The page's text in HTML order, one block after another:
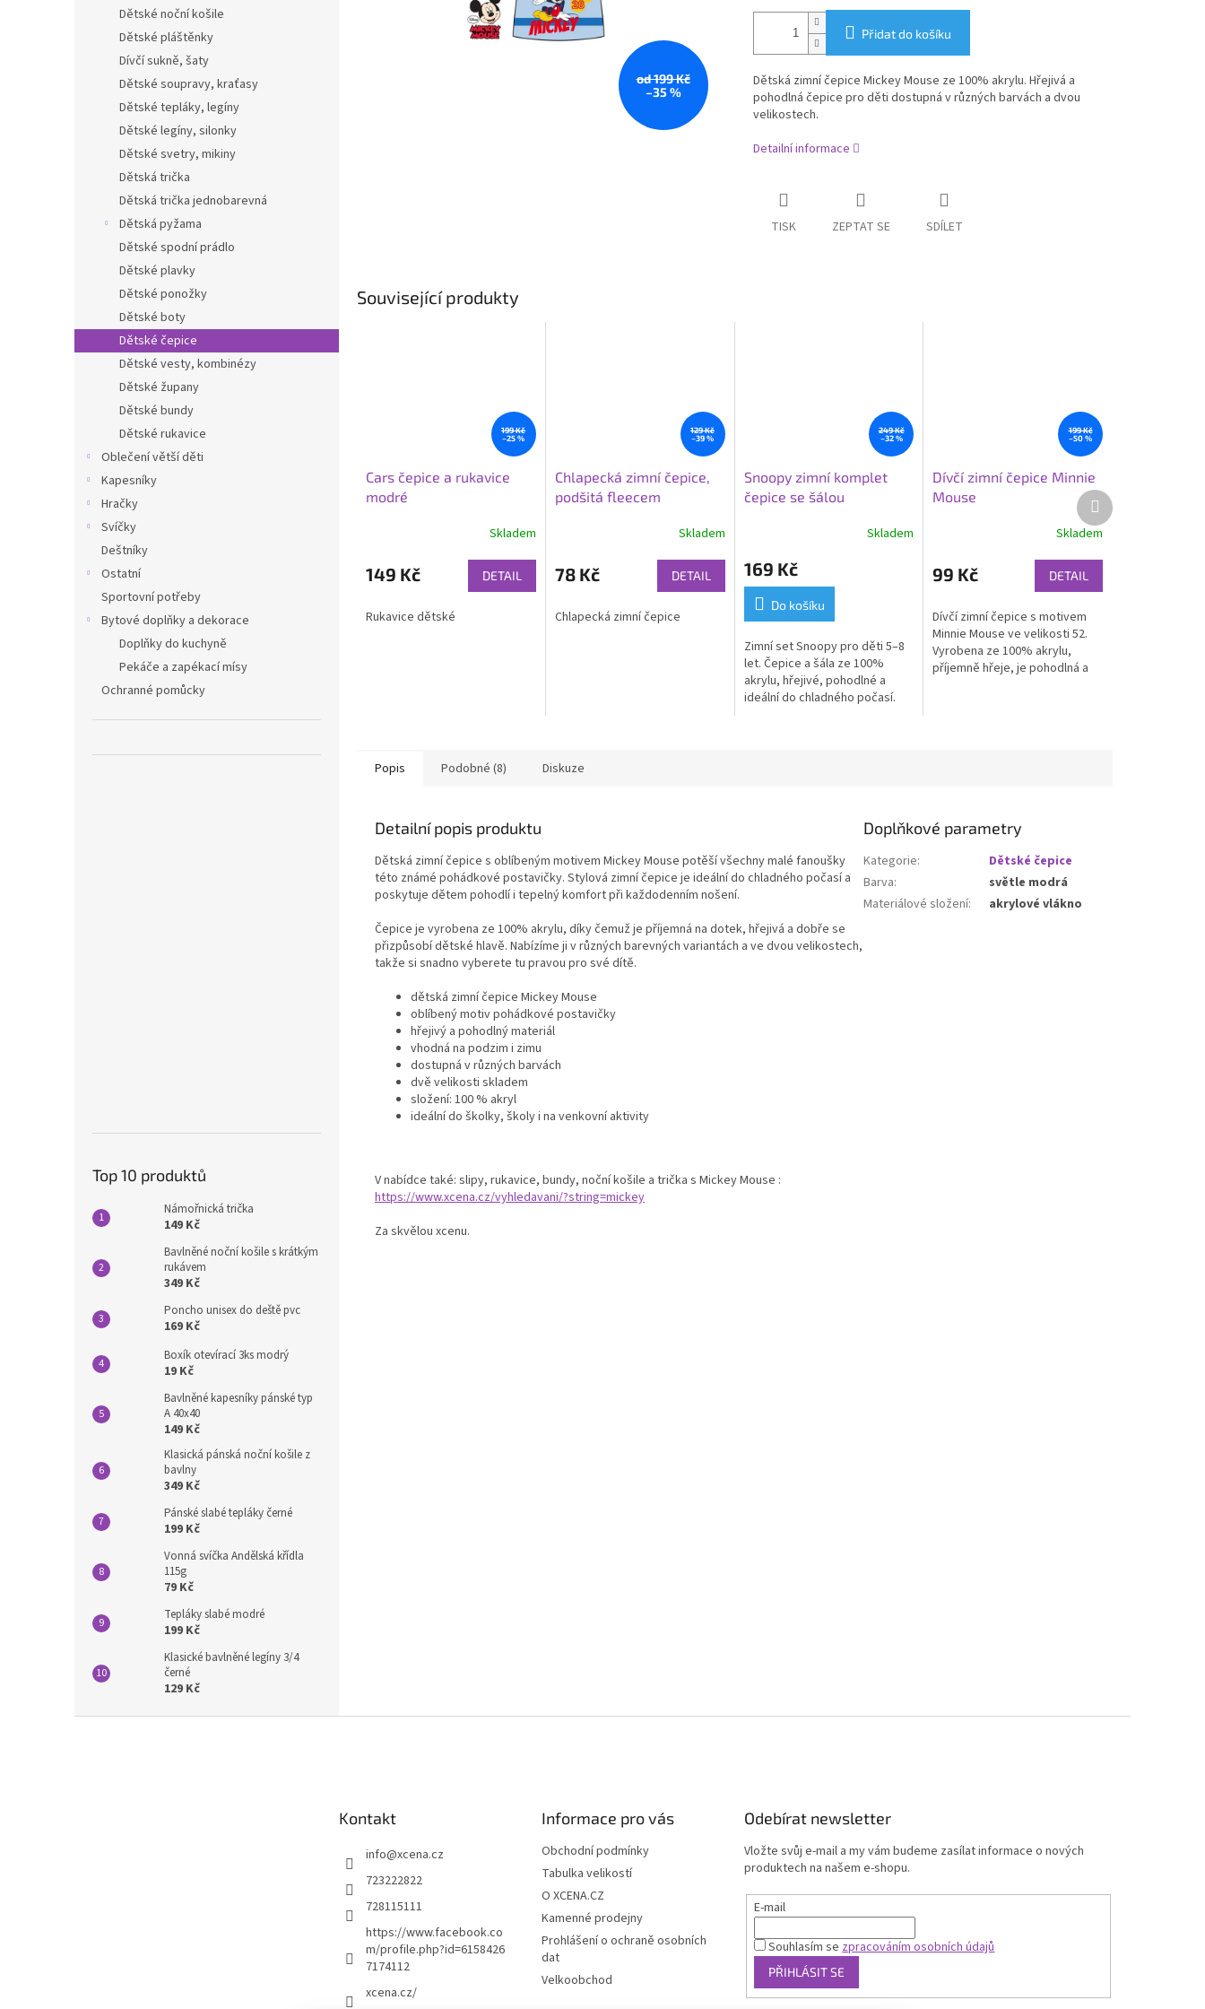
Dětské noční košile
Dětské pláštěnky
Dívčí sukně, šaty
Dětské soupravy, kraťasy
Dětské tepláky, legíny
Dětské legíny, silonky
Dětské svetry, mikiny
Dětská trička
Dětská trička jednobarevná
Dětská pyžama
Dětské spodní prádlo
Dětské plavky
Dětské ponožky
Dětské boty
Dětské čepice
Dětské vesty, kombinézy
Dětské župany
Dětské bundy
Dětské rukavice
Oblečení větší děti
Kapesníky
Hračky
Svíčky
Deštníky
Ostatní
Sportovní potřeby
Bytové doplňky a dekorace
Doplňky do kuchyně
Pekáče a zapékací mísy
Ochranné pomůcky
Top 10 produktů
Námořnická trička
149 Kč
Bavlněné noční košile s krátkým
rukávem
349 Kč
Poncho unisex do deště pvc
169 Kč
Boxík otevírací 3ks modrý
19 Kč
Bavlněné kapesníky pánské typ
A 40x40
149 Kč
Klasická pánská noční košile z
bavlny
349 Kč
Pánské slabé tepláky černé
199 Kč
Vonná svíčka Andělská křídla
115g
79 Kč
Tepláky slabé modré
199 Kč
Klasické bavlněné legíny 3/4
černé
129 Kč
od 199 Kč
–35 %
Přidat do košíku
Dětská zimní čepice Mickey Mouse ze 100% akrylu. Hřejivá a
pohodlná čepice pro děti dostupná v různých barvách a dvou
velikostech.
Detailní informace
TISK ZEPTAT SE SDÍLET
Související produkty
199 Kč
–25 %
Cars čepice a rukavice
modré
Skladem
149 Kč DETAIL
Rukavice dětské
129 Kč
–39 %
Chlapecká zimní čepice,
podšitá fleecem
Skladem
78 Kč DETAIL
Chlapecká zimní čepice
249 Kč
–32 %
Snoopy zimní komplet
čepice se šálou
Skladem
169 Kč
Do košíku
Zimní set Snoopy pro děti 5–8
let. Čepice a šála ze 100%
akrylu, hřejivé, pohodlné a
ideální do chladného počasí.
199 Kč
–50 %
Dívčí zimní čepice Minnie
Mouse
Skladem
99 Kč DETAIL
Dívčí zimní čepice s motivem
Minnie Mouse ve velikosti 52.
Vyrobena ze 100% akrylu,
příjemně hřeje, je pohodlná a
Další
produkt
Popis Podobné (8) Diskuze
Detailní popis produktu
Dětská zimní čepice s oblíbeným motivem Mickey Mouse potěší všechny malé fanoušky
této známé pohádkové postavičky. Stylová zimní čepice je ideální do chladného počasí a
poskytuje dětem pohodlí i tepelný komfort při každodenním nošení.
Čepice je vyrobena ze 100% akrylu, díky čemuž je příjemná na dotek, hřejivá a dobře se
přizpůsobí dětské hlavě. Nabízíme ji v různých barevných variantách a ve dvou velikostech,
takže si snadno vyberete tu pravou pro své dítě.
dětská zimní čepice Mickey Mouse
oblíbený motiv pohádkové postavičky
hřejivý a pohodlný materiál
vhodná na podzim i zimu
dostupná v různých barvách
dvě velikosti skladem
složení: 100 % akryl
ideální do školky, školy i na venkovní aktivity
V nabídce také: slipy, rukavice, bundy, noční košile a trička s Mickey Mouse :
https://www.xcena.cz/vyhledavani/?string=mickey
Za skvělou xcenu.
Doplňkové parametry
Kategorie:
Dětské čepice
Barva:
světle modrá
Materiálové složení: akrylové vlákno
Kontakt
info@xcena.cz
723222822
728115111
https://www.facebook.co
m/profile.php?id=6158426
7174112
xcena.cz/
Informace pro vás
Obchodní podmínky
Tabulka velikostí
O XCENA.CZ
Kamenné prodejny
Prohlášení o ochraně osobních
dat
Velkoobchod
Odebírat newsletter
Vložte svůj e-mail a my vám budeme zasílat informace o nových
produktech na našem e-shopu.
E-mail
Souhlasím se zpracováním osobních údajů
PŘIHLÁSIT SE